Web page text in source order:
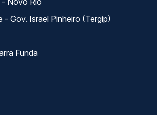
- Novo Rio
Gov. Israel Pinheiro (Tergip)
Funda